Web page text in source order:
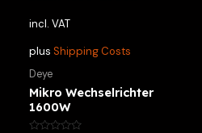
incl. VAT
plus Shipping Costs
Deye
Mikro Wechselrichter
1600W